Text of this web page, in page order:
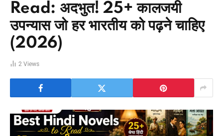
Read: अदभुत! 25+ कालजयी
उपन्यास जो हर भारतीय को पढ़ने चाहिए
(2026)
2 Views